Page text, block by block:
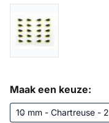
Maak een keuze: